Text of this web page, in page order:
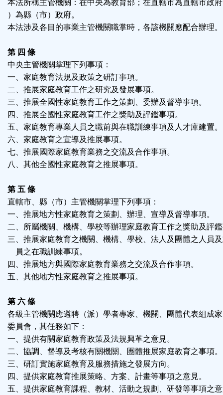
本法所稱主管機關：在中央為教育部；在直轄市為直轄市政
）為縣（市）政府。
本法涉及各目的事業主管機關職掌時，各該機關應配合辦理。
第 四 條
中央主管機關掌理下列事項：
一、家庭教育法規及政策之研訂事項。
二、推展家庭教育工作之研究及發展事項。
三、推展全國性家庭教育工作之策劃、委辦及督導事項。
四、推展全國性家庭教育工作之獎助及評鑑事項。
五、家庭教育專業人員之職前與在職訓練事項及人才庫建置。
六、家庭教育之宣導及推展事項。
七、推展國際家庭教育業務之交流及合作事項。
八、其他全國性家庭教育之推展事項。
第 五 條
直轄市、縣（市）主管機關掌理下列事項：
一、推展地方性家庭教育之策劃、辦理、宣導及督導事項。
二、所屬機關、機構、學校等辦理家庭教育工作之獎助及評
三、推展家庭教育之機關、機構、學校、法人及團體之人員
員之在職訓練事項。
四、推展地方與國際家庭教育業務之交流及合作事項。
五、其他地方性家庭教育之推展事項。
第 六 條
各級主管機關應遴聘（派）學者專家、機關、團體代表組成
委員會，其任務如下：
一、提供有關家庭教育政策及法規興革之意見。
二、協調、督導及考核有關機關、團體推展家庭教育之事項。
三、研訂實施家庭教育及服務措施之發展方向。
四、提供家庭教育推展策略、方案、計畫等事項之意見。
五、提供家庭教育課程、教材、活動之規劃、研發等事項之